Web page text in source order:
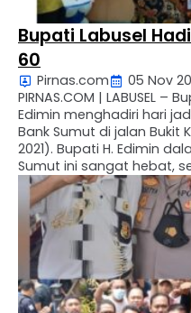
Bupati Labusel
60
Pirnas.com
05 Nov
PIRNAS.COM | LABUSEL
Edimin menghadiri hari
Bank Sumut di jalan Bukit
2021). Bupati H. Edimin
Sumut ini sangat hebat,
kepada Pemkab, dan
semoga kedepannya …